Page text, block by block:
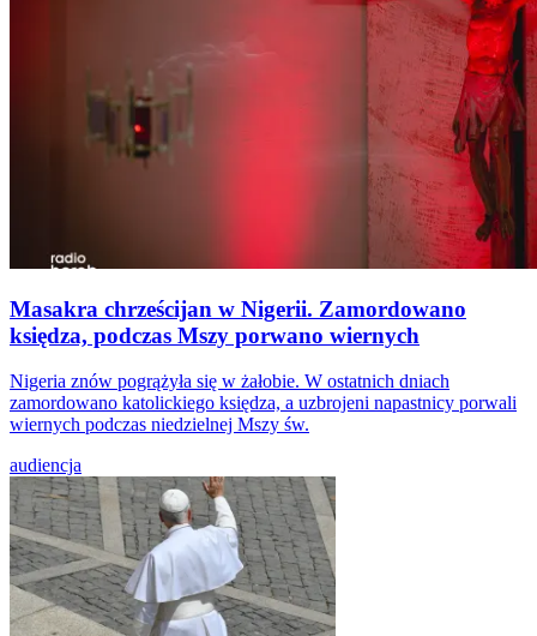
Masakra chrześcijan w Nigerii. Zamordowano
księdza, podczas Mszy porwano wiernych
Nigeria znów pogrążyła się w żałobie. W ostatnich dniach
zamordowano katolickiego księdza, a uzbrojeni napastnicy porwali
wiernych podczas niedzielnej Mszy św.
audiencja